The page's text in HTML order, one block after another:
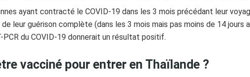
ayant contracté le COVID-19 dans les 3 mois précédant leur
leur guérison complète (dans les 3 mois mais pas moins de 14
PCR du COVID-19 donnerait un résultat positif.
vacciné pour entrer en Thaïlande ?